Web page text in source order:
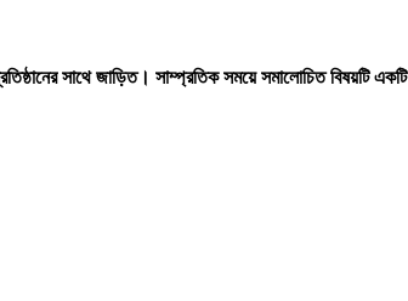
সাথে জাড়িত। সাম্প্রতিক সময়ে সমালোচিত বিষয়টি একটি